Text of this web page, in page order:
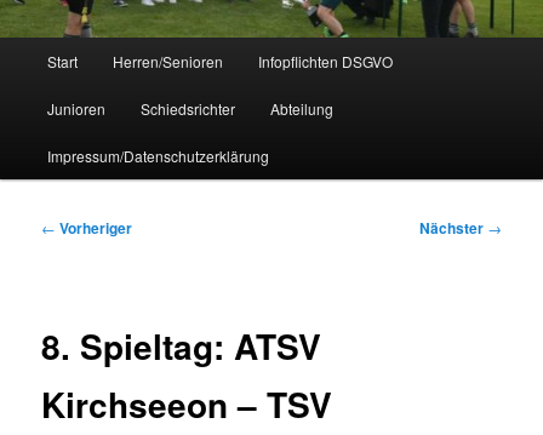
Start Herren/Senioren Infopflichten DSGVO
Junioren Schiedsrichter Abteilung
Impressum/Datenschutzerklärung
Beitragsnavigation
← Vorheriger Nächster →
8. Spieltag: ATSV
Kirchseeon – TSV